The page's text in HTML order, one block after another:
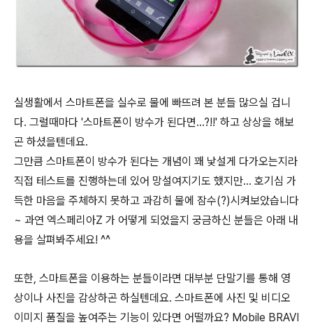
실생활에서 스마트폰을 실수로 물에 빠뜨려 본 분들 많으실 겁니
다. 그럴때마다 '스마트폰이 방수가 된다면...?!!' 하고 상상을 해보
곤 하셨을텐데요.
그만큼 스마트폰이 방수가 된다는 개념이 꽤 낯설게 다가오는지라
직접 테스트를 진행하는데 있어 망설여지기도 했지만... 호기심 가
득한 마음을 주체하지 못하고 과감히 물에 잠수(?)시켜보았습니다
~ 과연 엑스페리아Z 가 어떻게 되었을지 궁금하신 분들은 아래 내
용을 살펴봐주세요! ^^
또한, 스마트폰을 이용하는 분들이라면 대부분 단말기를 통해 영
상이나 사진을 감상하곤 하실텐데요. 스마트폰에 사진 및 비디오
이미지 품질을 높여주는 기능이 있다면 어떨까요? Mobile BRAVI